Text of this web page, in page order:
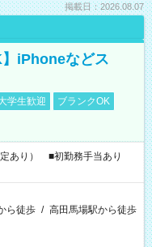
掲載日：2026.08.07
】iPhoneなどス
学生歓迎
ブランクOK
あり） ■初勤務手当あり
ら徒歩 / 高田馬場駅から徒歩